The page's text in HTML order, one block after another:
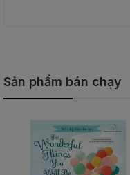
Sản phẩm bán chạy